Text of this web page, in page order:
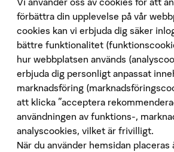
Ladda ner vår app
App Store
Google Play
Följ oss på sociala medier
förbättra din upplevelse på vår
cookies kan vi erbjuda dig säker
bättre funktionalitet
hur webbplatsen används
erbjuda dig personligt anpassat
marknadsföring
att klicka "acceptera
användningen av funktions-,
analyscookies, vilket är frivilligt.
När du använder hemsidan placeras